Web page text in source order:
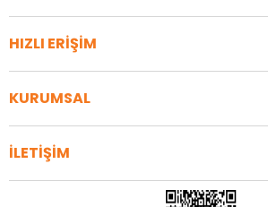
HIZLI ERİŞİM
KURUMSAL
İLETİŞİM